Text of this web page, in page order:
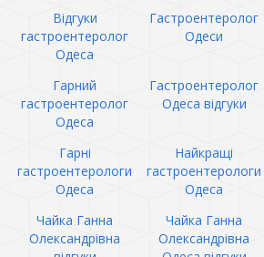
Відгуки
гастроентеролог
Одеса
Гастроентеролог
Одеси
Гарний
гастроентеролог
Одеса
Гастроентеролог
Одеса відгуки
Гарні
гастроентерологи
Одеса
Найкращі
гастроентерологи
Одеса
Чайка Ганна
Олександрівна
Чайка Ганна
Олександрівна